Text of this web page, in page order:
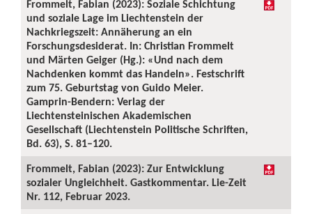
Frommelt, Fabian (2023): Soziale Schichtung
und soziale Lage im Liechtenstein der
Nachkriegszeit: Annäherung an ein
Forschungsdesiderat. In: Christian Frommelt
und Märten Geiger (Hg.): «Und nach dem
Nachdenken kommt das Handeln». Festschrift
zum 75. Geburtstag von Guido Meier.
Gamprin-Bendern: Verlag der
Liechtensteinischen Akademischen
Gesellschaft (Liechtenstein Politische Schriften,
Bd. 63), S. 81–120.
Frommelt, Fabian (2023): Zur Entwicklung
sozialer Ungleichheit. Gastkommentar. Lie-Zeit
Nr. 112, Februar 2023.